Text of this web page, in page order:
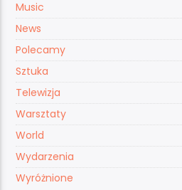
Music
News
Polecamy
Sztuka
Telewizja
Warsztaty
World
Wydarzenia
Wyróżnione